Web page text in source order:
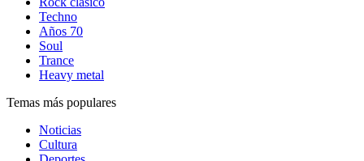
Techno
Años 70
Soul
Trance
Heavy metal
Temas más populares
Noticias
Cultura